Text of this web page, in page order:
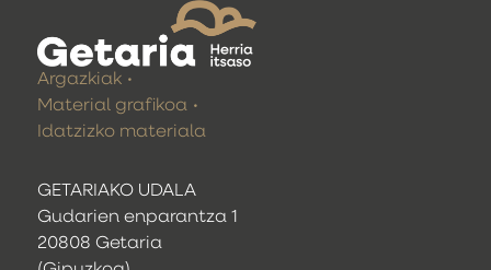
GETARIAKO UDALA
Gudarien enparantza 1
20808 Getaria
Argazkiak
Material grafikoa
Idatzizko materiala